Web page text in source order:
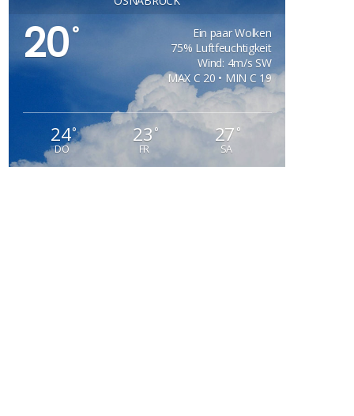
20°
Ein paar Wolken
75% Luftfeuchtigkeit
Wind: 4m/s SW
MAX C 20 • MIN C 19
24°
DO
23 °
FR
27 °
SA